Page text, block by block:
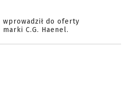
do oferty
C.G. Haenel.